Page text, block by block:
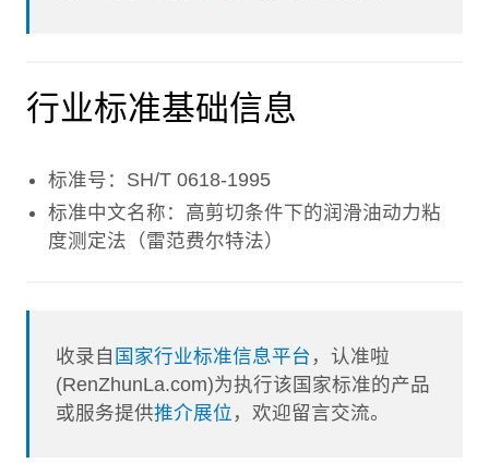
行业标准基础信息
标准号：SH/T 0618-1995
标准中文名称：高剪切条件下的润滑油动力粘
度测定法（雷范费尔特法）
收录自 国家行业标准信息平台 ，认准啦
(RenZhunLa.com)为执行该国家标准的产品
或服务提供推介展位 ，欢迎留言交流。